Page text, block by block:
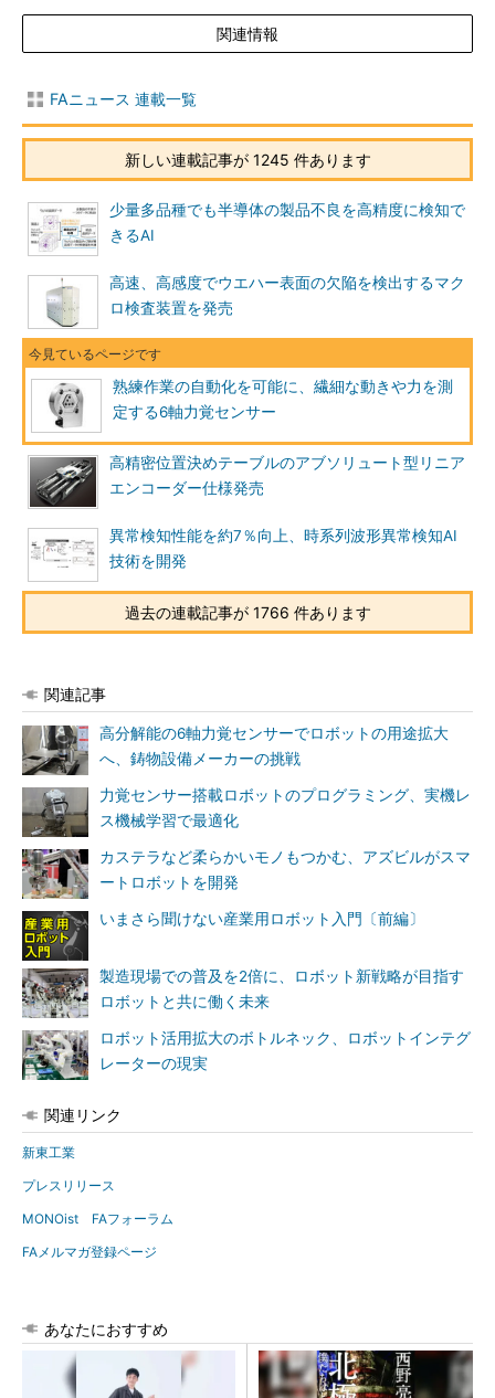
関連情報
FAニュース 連載一覧
新しい連載記事が 1245 件あります
少量多品種でも半導体の製品不良を高精度に検知で
きるAI
高速、高感度でウエハー表面の欠陥を検出するマク
ロ検査装置を発売
熟練作業の自動化を可能に、繊細な動きや力を測
定する6軸力覚センサー
高精密位置決めテーブルのアブソリュート型リニア
エンコーダー仕様発売
異常検知性能を約7％向上、時系列波形異常検知AI
技術を開発
過去の連載記事が 1766 件あります
関連記事
高分解能の6軸力覚センサーでロボットの用途拡大
へ、鋳物設備メーカーの挑戦
力覚センサー搭載ロボットのプログラミング、実機レ
ス機械学習で最適化
カステラなど柔らかいモノもつかむ、アズビルがスマ
ートロボットを開発
いまさら聞けない産業用ロボット入門〔前編〕
製造現場での普及を2倍に、ロボット新戦略が目指す
ロボットと共に働く未来
ロボット活用拡大のボトルネック、ロボットインテグ
レーターの現実
関連リンク
新東工業
プレスリリース
MONOist FAフォーラム
FAメルマガ登録ページ
あなたにおすすめ